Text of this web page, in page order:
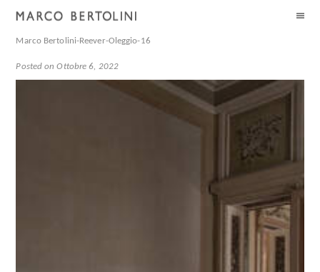
Marco Bertolini-Reever-Oleggio-16
Posted on Ottobre 6, 2022